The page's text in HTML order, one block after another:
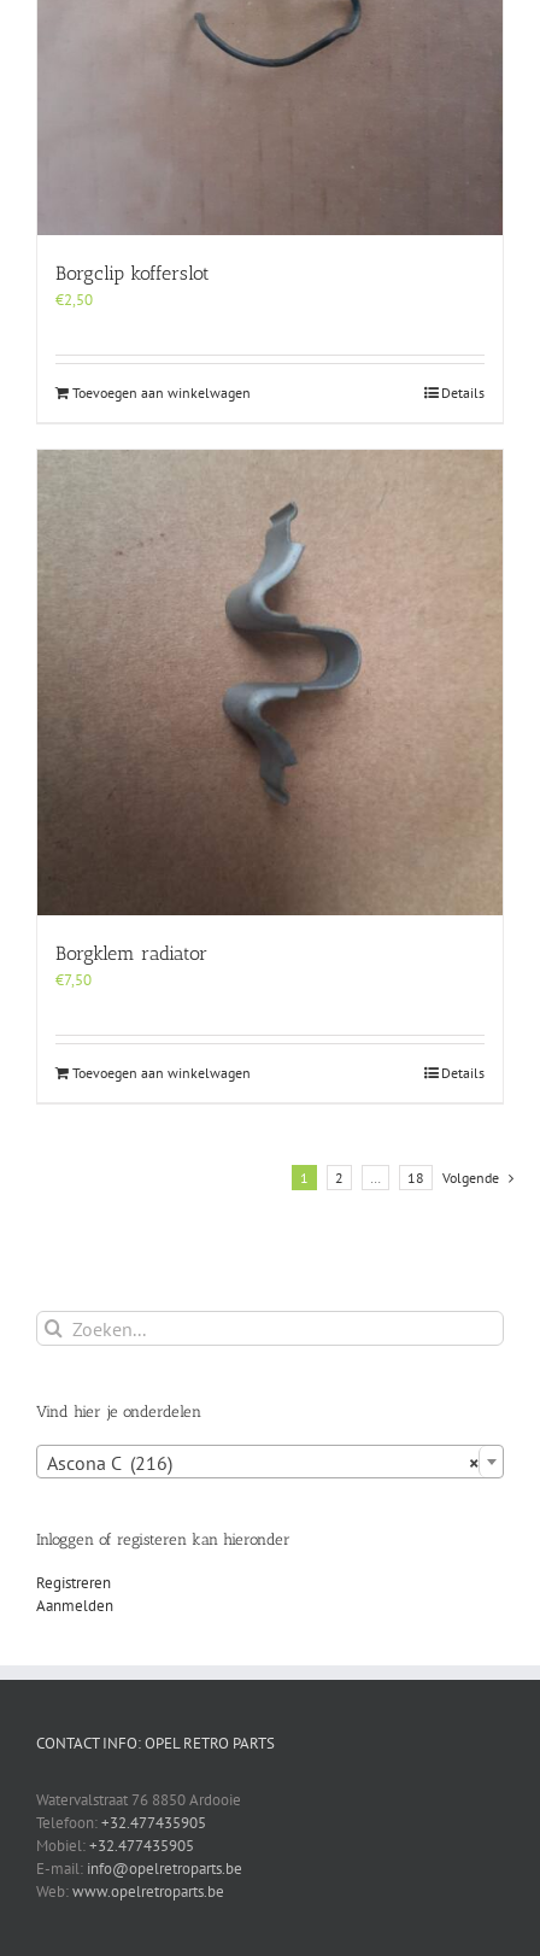
Borgclip kofferslot
€2,50
Toevoegen aan winkelwagen Details
Borgklem radiator
€7,50
Toevoegen aan winkelwagen Details
1 2 … 18 Volgende
Zoeken
naar:
Vind hier je onderdelen
×
Ascona C (216)
Inloggen of registeren kan hieronder
Registreren
Aanmelden
CONTACT INFO: OPEL RETRO PARTS
Watervalstraat 76 8850 Ardooie
Telefoon:+32.477435905
Mobiel:+32.477435905
E-mail: info@opelretroparts.be
Web:www.opelretroparts.be